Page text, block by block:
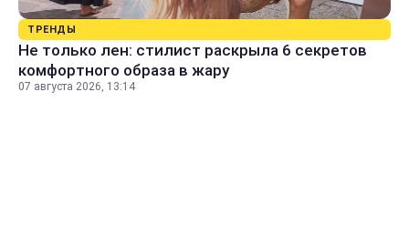
ТРЕНДЫ
Не только лен: стилист раскрыла 6 секретов
комфортного образа в жару
07 августа 2026, 13:14